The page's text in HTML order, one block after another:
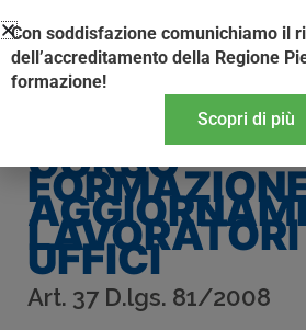
al
contenuto
CORSO
UFFICI
Art. 37 D.lgs. 81/2008
Con soddisfazione comunichiamo il
dell’accreditamento della Regione
formazione!
Scopri di più